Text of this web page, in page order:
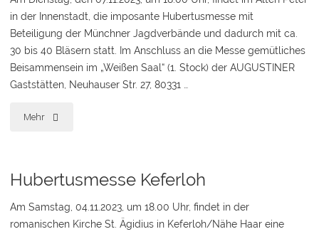
in der Innenstadt, die imposante Hubertusmesse mit
Beteiligung der Münchner Jagdverbände und dadurch mit ca.
30 bis 40 Bläsern statt. Im Anschluss an die Messe gemütliches
Beisammensein im „Weißen Saal“ (1. Stock) der AUGUSTINER
Gaststätten, Neuhauser Str. 27, 80331 …
Mehr "Hubertusmesse
Peter"
Hubertusmesse Keferloh
Am Samstag, 04.11.2023, um 18.00 Uhr, findet in der
romanischen Kirche St. Ägidius in Keferloh/Nähe Haar eine